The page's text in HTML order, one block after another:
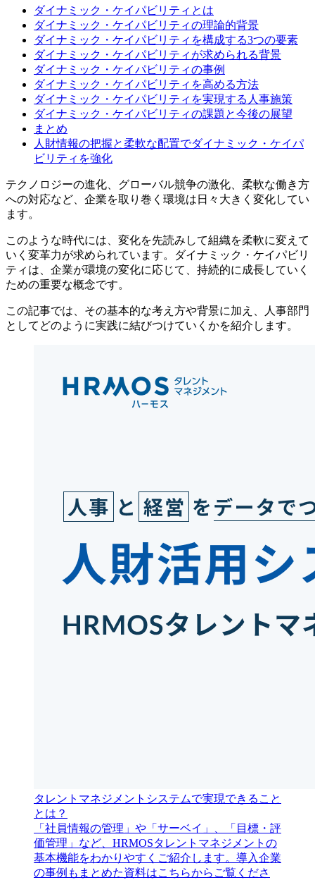
ダイナミック・ケイパビリティとは
ダイナミック・ケイパビリティの理論的背景
ダイナミック・ケイパビリティを構成する3つの要素
ダイナミック・ケイパビリティが求められる背景
ダイナミック・ケイパビリティの事例
ダイナミック・ケイパビリティを高める方法
ダイナミック・ケイパビリティを実現する人事施策
ダイナミック・ケイパビリティの課題と今後の展望
まとめ
人財情報の把握と柔軟な配置でダイナミック・ケイパ
ビリティを強化
テクノロジーの進化、グローバル競争の激化、柔軟な働き方
への対応など、企業を取り巻く環境は日々大きく変化してい
ます。
このような時代には、変化を先読みして組織を柔軟に変えて
いく変革力が求められています。ダイナミック・ケイパビリ
ティは、企業が環境の変化に応じて、持続的に成長していく
ための重要な概念です。
この記事では、その基本的な考え方や背景に加え、人事部門
としてどのように実践に結びつけていくかを紹介します。
タレントマネジメントシステムで実現できること
とは？
「社員情報の管理」や「サーベイ」、「目標・評
価管理」など、HRMOSタレントマネジメントの
基本機能をわかりやすくご紹介します。導入企業
の事例もまとめた資料はこちらからご覧くださ